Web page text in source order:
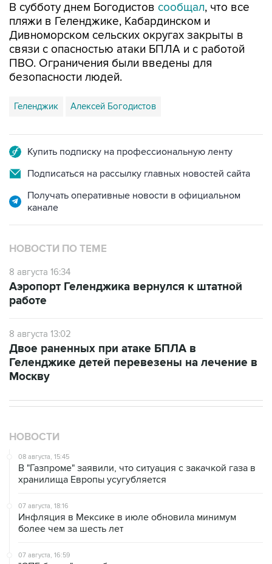
В субботу днем Богодистов сообщал, что все
пляжи в Геленджике, Кабардинском и
Дивноморском сельских округах закрыты в
связи с опасностью атаки БПЛА и с работой
ПВО. Ограничения были введены для
безопасности людей.
Геленджик Алексей Богодистов
Купить подписку на профессиональную ленту
Подписаться на рассылку главных новостей сайта
Получать оперативные новости в официальном
канале
НОВОСТИ ПО ТЕМЕ
8 августа 16:34
Аэропорт Геленджика вернулся к штатной
работе
8 августа 13:02
Двое раненных при атаке БПЛА в
Геленджике детей перевезены на лечение в
Москву
НОВОСТИ
08 августа, 15:45
В "Газпроме" заявили, что ситуация с закачкой газа в
хранилища Европы усугубляется
07 августа, 18:16
Инфляция в Мексике в июле обновила минимум
более чем за шесть лет
07 августа, 16:59